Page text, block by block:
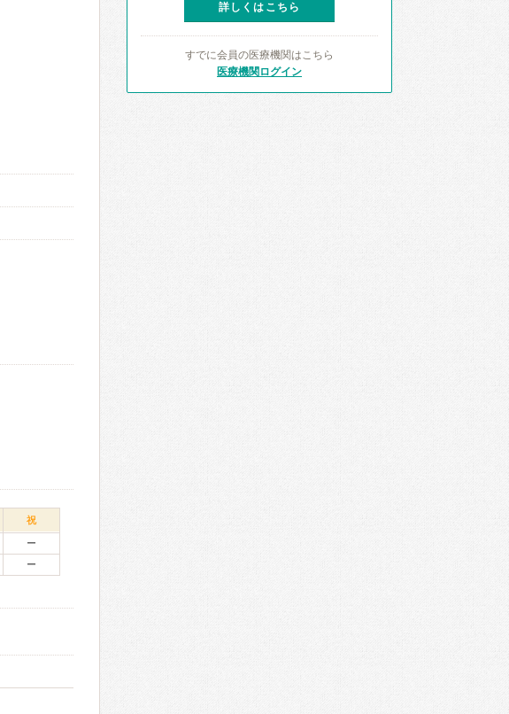
祝
ー
ー
詳しくはこちら
すでに会員の医療機関はこちら
医療機関ログイン